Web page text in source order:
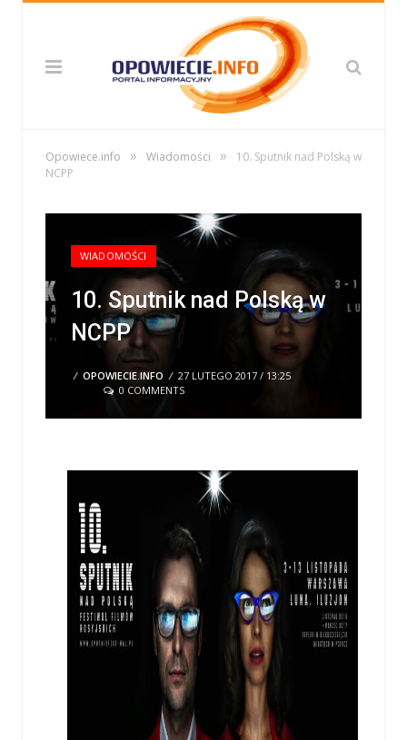
Opowiece.info » Wiadomości »
10. Sputnik nad Polską w
NCPP
WIADOMOŚCI
10. Sputnik nad Polską w
NCPP
/ OPOWIECIE.INFO / 27 LUTEGO 2017 / 13:25
0 COMMENTS